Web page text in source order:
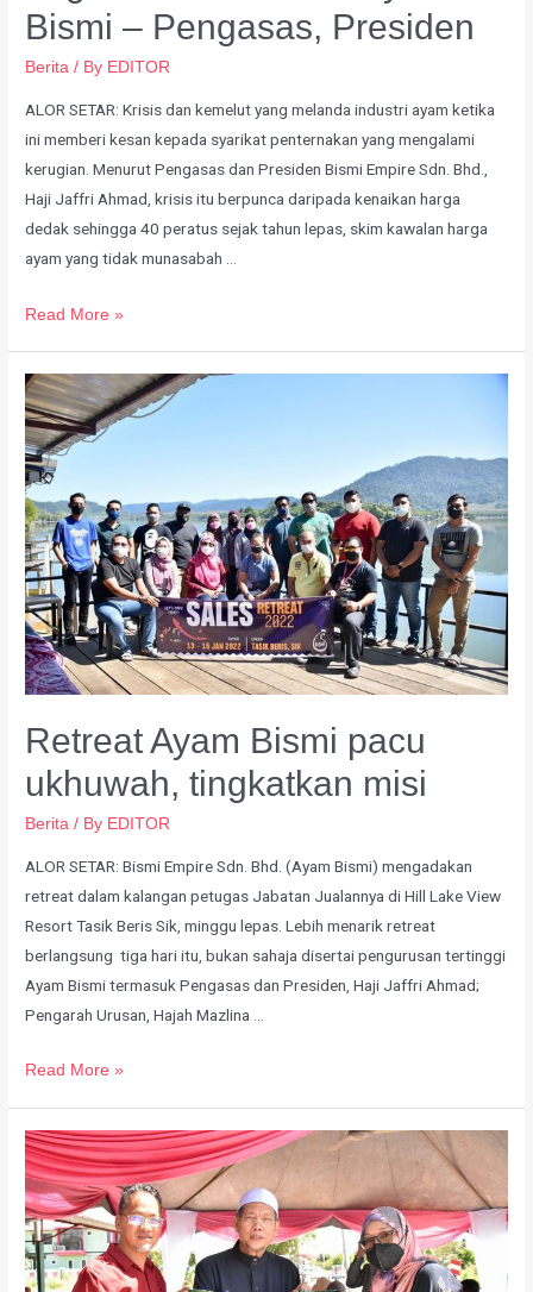
Bismi – Pengasas, Presiden
Berita / By EDITOR
ALOR SETAR: Krisis dan kemelut yang melanda industri ayam ketika
ini memberi kesan kepada syarikat penternakan yang mengalami
kerugian. Menurut Pengasas dan Presiden Bismi Empire Sdn. Bhd.,
Haji Jaffri Ahmad, krisis itu berpunca daripada kenaikan harga
dedak sehingga 40 peratus sejak tahun lepas, skim kawalan harga
ayam yang tidak munasabah …
Read More »
Retreat Ayam Bismi pacu
ukhuwah, tingkatkan misi
Berita / By EDITOR
ALOR SETAR: Bismi Empire Sdn. Bhd. (Ayam Bismi) mengadakan
retreat dalam kalangan petugas Jabatan Jualannya di Hill Lake View
Resort Tasik Beris Sik, minggu lepas. Lebih menarik retreat
berlangsung tiga hari itu, bukan sahaja disertai pengurusan tertinggi
Ayam Bismi termasuk Pengasas dan Presiden, Haji Jaffri Ahmad;
Pengarah Urusan, Hajah Mazlina …
Read More »